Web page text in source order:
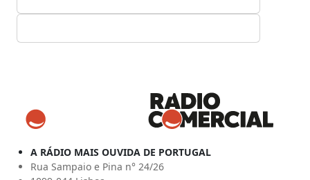
A RÁDIO MAIS OUVIDA DE PORTUGAL
Rua Sampaio e Pina n° 24/26